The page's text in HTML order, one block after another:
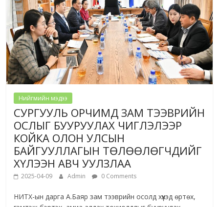
Нийгмийн мэдээ
СУРГУУЛЬ ОРЧИМД ЗАМ ТЭЭВРИЙН
ОСЛЫГ БУУРУУЛАХ ЧИГЛЭЛЭЭР
КОЙКА ОЛОН УЛСЫН
БАЙГУУЛЛАГЫН ТӨЛӨӨЛӨГЧДИЙГ
ХҮЛЭЭН АВЧ УУЛЗЛАА
2025-04-09 Admin 0 Comments
НИТХ-ын дарга А.Баяр зам тээврийн осолд хүүхэд өртөх,